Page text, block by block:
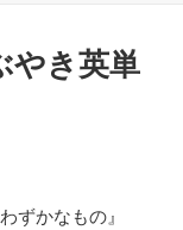
き英単
ずかなもの』